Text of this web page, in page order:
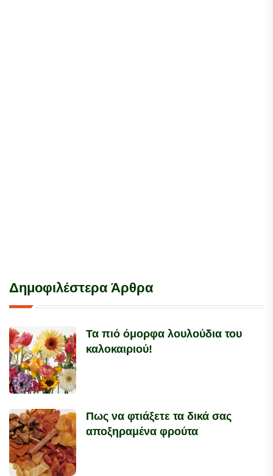
Δημοφιλέστερα Άρθρα
Τα πιό όμορφα λουλούδια του
καλοκαιριού!
Πως να φτιάξετε τα δικά σας
αποξηραμένα φρούτα